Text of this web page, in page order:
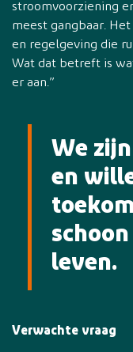
stroomvoorziening
meest gangbaar.
en regelgeving die
Wat dat betreft is
er aan.”
We
en
leven.
Verwachte vraag